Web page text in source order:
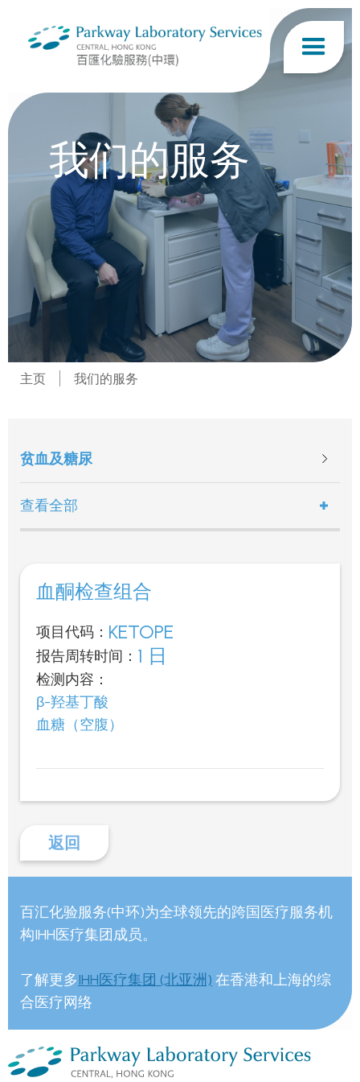
我们的服务
主页 我们的服务
贫血及糖尿
查看全部
血酮检查组合
项目代码： KETOPE
报告周转时间： 1 日
检测内容：
β-羟基丁酸
血糖（空腹）
返回
百汇化验服务(中环)为全球领先的跨国医疗服务机
构IHH医疗集团成员。
了解更多IHH医疗集团 (北亚洲) 在香港和上海的综
合医疗网络